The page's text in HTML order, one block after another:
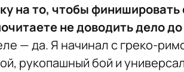
на то, чтобы финишировать
не доводить дело
— да. Я начинал с греко-
рукопашный бой и